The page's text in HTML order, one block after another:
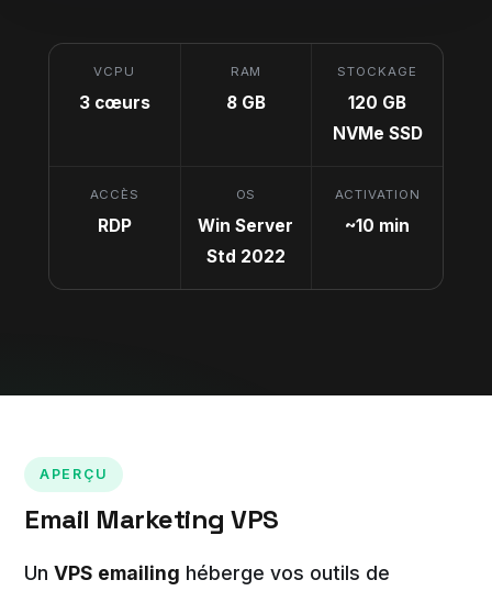
VCPU
3 cœurs
RAM
8 GB
STOCKAGE
120 GB
NVMe SSD
ACCÈS
RDP
OS
Win Server
Std 2022
ACTIVATION
~10 min
APERÇU
Email Marketing VPS
Un VPS emailing héberge vos outils de